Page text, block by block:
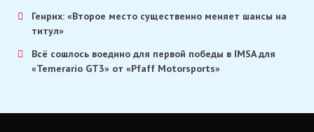
Генрих: «Второе место существенно меняет шансы на
титул»
Всё сошлось воедино для первой победы в IMSA для
«Temerario GT3» от «Pfaff Motorsports»